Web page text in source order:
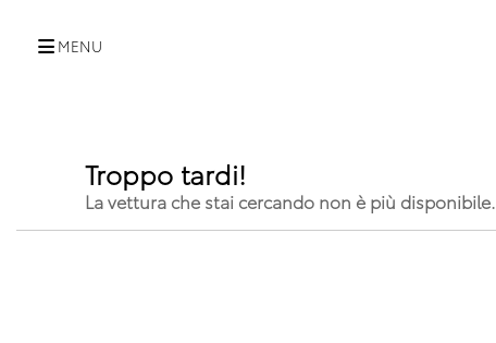
MENU
Troppo tardi!
La vettura che stai cercando non è più disponibile.